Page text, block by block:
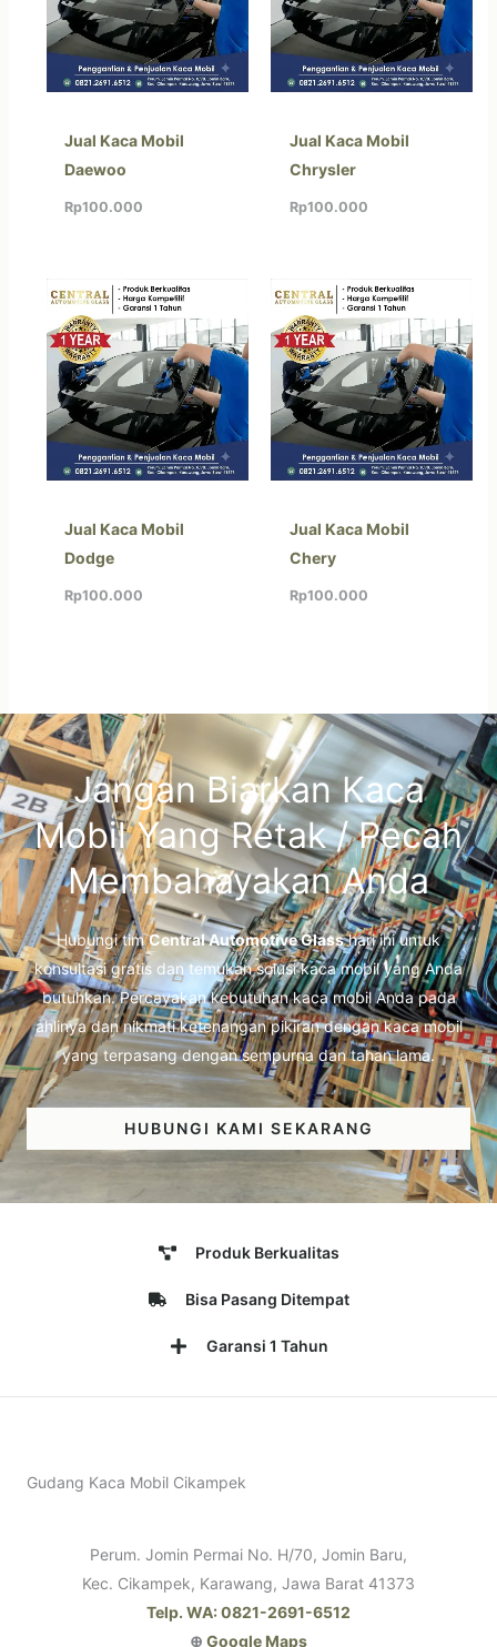
Jual Kaca Mobil
Daewoo
Rp100.000
Jual Kaca Mobil
Chrysler
Rp100.000
Jual Kaca Mobil
Dodge
Rp100.000
Jual Kaca Mobil
Chery
Rp100.000
Jangan Biarkan Kaca
Mobil Yang Retak / Pecah
Membahayakan Anda
Hubungi timCentral Automotive Glasshari ini untuk
konsultasi gratis dan temukan solusi kaca mobil yang Anda
butuhkan. Percayakan kebutuhan kaca mobil Anda pada
ahlinya dan nikmati ketenangan pikiran dengan kaca mobil
yang terpasang dengan sempurna dan tahan lama.
HUBUNGI KAMI SEKARANG
Produk Berkualitas
Bisa Pasang Ditempat
Garansi 1 Tahun
Gudang Kaca Mobil Cikampek
Perum. Jomin Permai No. H/70, Jomin Baru,
Kec. Cikampek, Karawang, Jawa Barat 41373
Telp. WA: 0821-2691-6512
⊕ Google Maps